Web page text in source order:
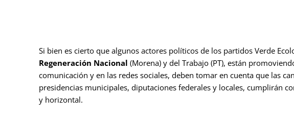
Si bien es cierto que algunos actores políticos de los partidos Verde
Regeneración Nacional (Morena) y del Trabajo (PT), están
comunicación y en las redes sociales, deben tomar en cuenta que las
presidencias municipales, diputaciones federales y locales, cumplirán
y horizontal.